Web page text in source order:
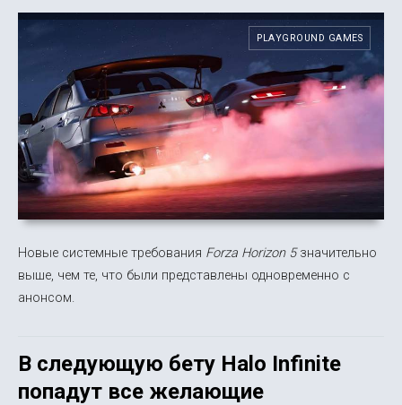
PLAYGROUND GAMES
Новые системные требования Forza Horizon 5значительно
выше, чем те, что были представлены одновременно с
анонсом.
В следующую бету Halo Infinite
попадут все желающие